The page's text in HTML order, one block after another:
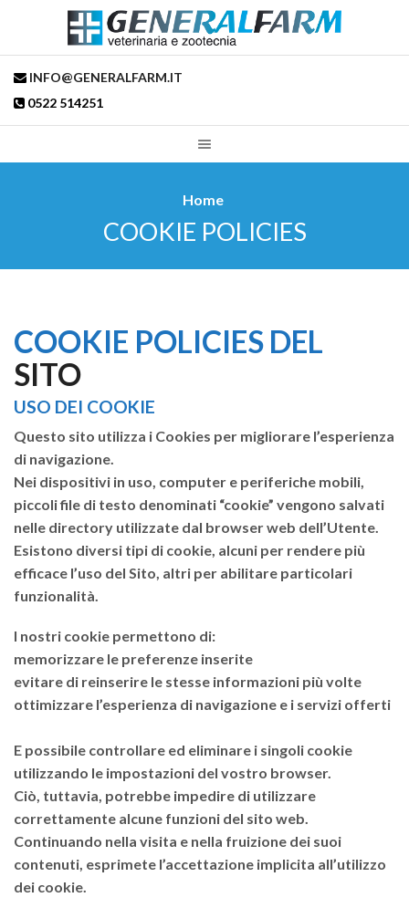
INFO@GENERALFARM.IT
0522 514251
Home
COOKIE POLICIES
COOKIE POLICIES DEL
SITO
USO DEI COOKIE
Questo sito utilizza i Cookies per migliorare l’esperienza
di navigazione.
Nei dispositivi in uso, computer e periferiche mobili,
piccoli file di testo denominati “cookie” vengono salvati
nelle directory utilizzate dal browser web dell’Utente.
Esistono diversi tipi di cookie, alcuni per rendere più
efficace l’uso del Sito, altri per abilitare particolari
funzionalità.
I nostri cookie permettono di:
memorizzare le preferenze inserite
evitare di reinserire le stesse informazioni più volte
ottimizzare l’esperienza di navigazione e i servizi offerti
E possibile controllare ed eliminare i singoli cookie
utilizzando le impostazioni del vostro browser.
Ciò, tuttavia, potrebbe impedire di utilizzare
correttamente alcune funzioni del sito web.
Continuando nella visita e nella fruizione dei suoi
contenuti, esprimete l’accettazione implicita all’utilizzo
dei cookie.